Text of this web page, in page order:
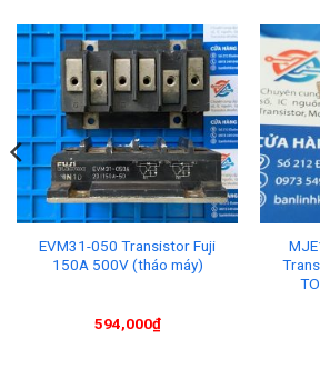
EVM31-050 Transistor Fuji
150A 500V (tháo máy)
594,000₫